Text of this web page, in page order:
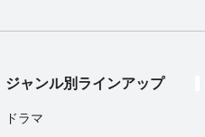
ジャンル別ラインアップ
ドラマ